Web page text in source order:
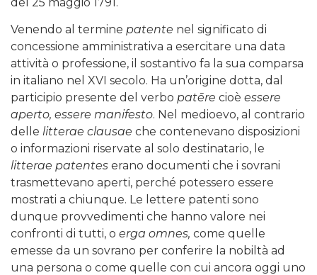
del 25 maggio 1791.
Venendo al termine patente nel significato di
concessione amministrativa a esercitare una data
attività o professione, il sostantivo fa la sua comparsa
in italiano nel XVI secolo. Ha un’origine dotta, dal
participio presente del verbo patēre cioè essere
aperto, essere manifesto. Nel medioevo, al contrario
delle litterae clausae che contenevano disposizioni
o informazioni riservate al solo destinatario, le
litterae patentes erano documenti che i sovrani
trasmettevano aperti, perché potessero essere
mostrati a chiunque. Le lettere patenti sono
dunque provvedimenti che hanno valore nei
confronti di tutti, o erga omnes, come quelle
emesse da un sovrano per conferire la nobiltà ad
una persona o come quelle con cui ancora oggi uno